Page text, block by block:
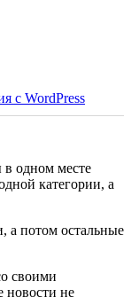
с WordPress
категории, а
а потом остальные
своими
новости не